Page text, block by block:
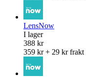
LensNow
I lager
388 kr
359 kr + 29 kr frakt